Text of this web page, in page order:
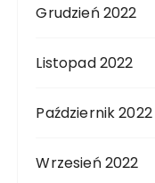
Grudzień 2022
Listopad 2022
Październik 2022
Wrzesień 2022